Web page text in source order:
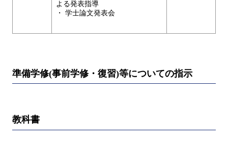
よる発表指導
・ 学士論文発表会
準備学修(事前学修・復習)等についての指示
教科書